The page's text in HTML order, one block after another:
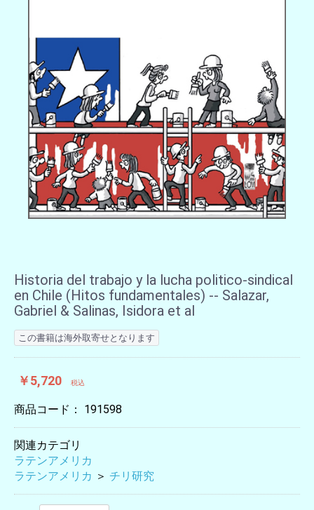
Historia del trabajo y la lucha politico-sindical
en Chile (Hitos fundamentales) -- Salazar,
Gabriel & Salinas, Isidora et al
この書籍は海外取寄せとなります
￥5,720 税込
商品コード： 191598
関連カテゴリ
ラテンアメリカ
ラテンアメリカ ＞ チリ研究